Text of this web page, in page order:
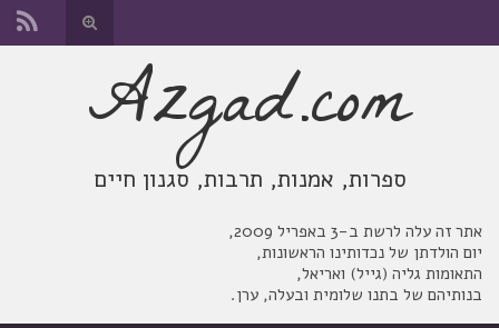
החלף
טופס
אתר זה עלה לרשת ב-3 באפריל 2009,
יום הולדתן של נכדותינו הראשונות,
התאומות גליה (גייל) ואריאל,
בנותיהם של בתנו שלומית ובעלה, ערן.
Azgad.com
ספרות, אמנות, תרבות, סגנון חיים